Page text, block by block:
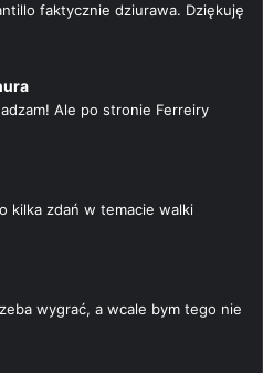
faktycznie dziurawa. Dziękuję
Ale po stronie Ferreiry
kilka zdań w temacie walki
wygrać, a wcale bym tego nie